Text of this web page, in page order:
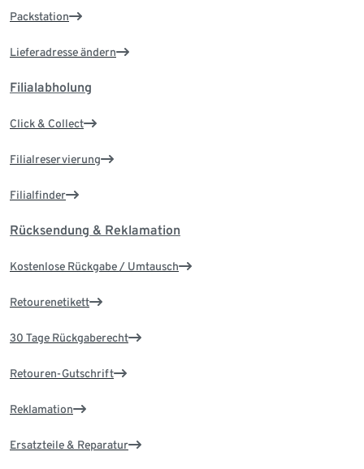
Packstation
Lieferadresse ändern
Filialabholung
Click & Collect
Filialreservierung
Filialfinder
Rücksendung & Reklamation
Kostenlose Rückgabe / Umtausch
Retourenetikett
30 Tage Rückgaberecht
Retouren-Gutschrift
Reklamation
Ersatzteile & Reparatur